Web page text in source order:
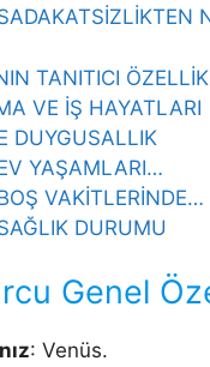
TANITICI
VE İŞ HAYATLARI
DUYGUSALLIK
YAŞAMLARI…
VAKİTLERİNDE…
DURUMU
Genel
: Venüs.